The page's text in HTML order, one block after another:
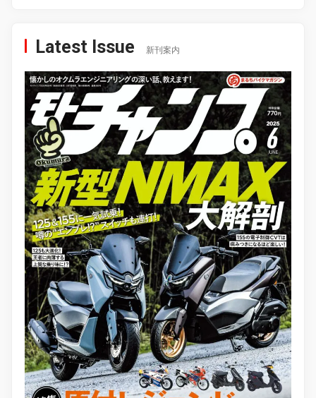
Latest Issue 新刊案内